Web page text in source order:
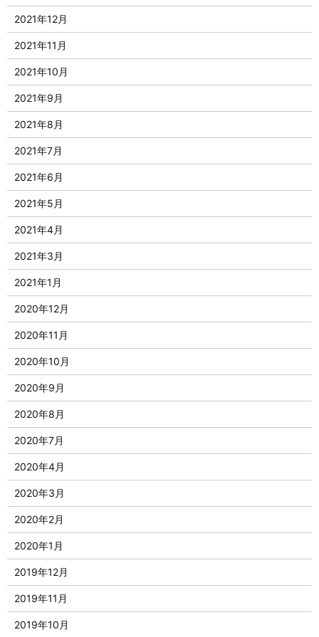
2021年12月
2021年11月
2021年10月
2021年9月
2021年8月
2021年7月
2021年6月
2021年5月
2021年4月
2021年3月
2021年1月
2020年12月
2020年11月
2020年10月
2020年9月
2020年8月
2020年7月
2020年4月
2020年3月
2020年2月
2020年1月
2019年12月
2019年11月
2019年10月